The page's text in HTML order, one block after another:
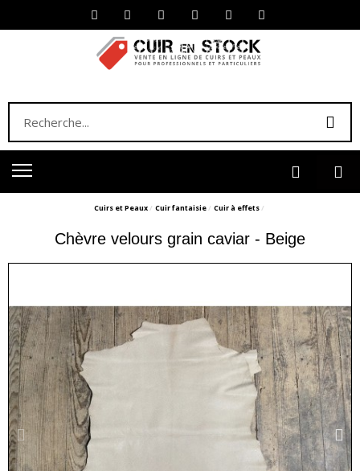
Cuirs et Peaux Cuir fantaisie Cuir à effets
Chèvre velours grain caviar - Beige